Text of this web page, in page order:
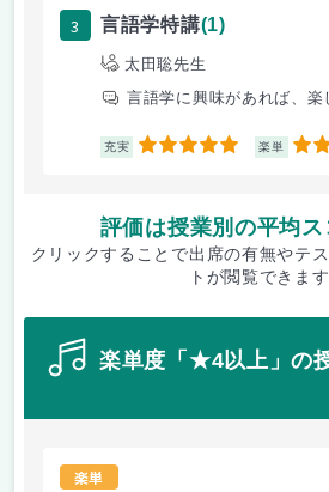
3 言語学特講(1)
太田聡先生
言語学に興味があれば、楽
充実 5 楽単 2
評価は授業別の平均ス
クリックすることで出席の有無やテ
トが閲覧できます
楽単度「★4以上」の
楽単